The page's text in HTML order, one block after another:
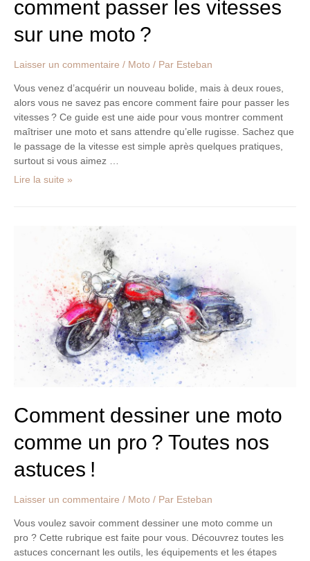
comment passer les vitesses
sur une moto ?
Laisser un commentaire / Moto / Par Esteban
Vous venez d’acquérir un nouveau bolide, mais à deux roues,
alors vous ne savez pas encore comment faire pour passer les
vitesses ? Ce guide est une aide pour vous montrer comment
maîtriser une moto et sans attendre qu’elle rugisse. Sachez que
le passage de la vitesse est simple après quelques pratiques,
surtout si vous aimez …
Lire la suite »
Comment dessiner une moto
comme un pro ? Toutes nos
astuces !
Laisser un commentaire / Moto / Par Esteban
Vous voulez savoir comment dessiner une moto comme un
pro ? Cette rubrique est faite pour vous. Découvrez toutes les
astuces concernant les outils, les équipements et les étapes
comme
Toutes
nos
astuces !